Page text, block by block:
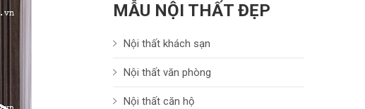
MẪU NỘI THẤT ĐẸP
Nội thất khách sạn
Nội thất văn phòng
Nội thất căn hộ